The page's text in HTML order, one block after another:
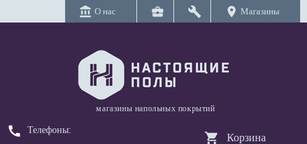
account_balance О нас business_center build location_on Магазины
магазины напольных покрытий
call
Телефоны:
Корзина